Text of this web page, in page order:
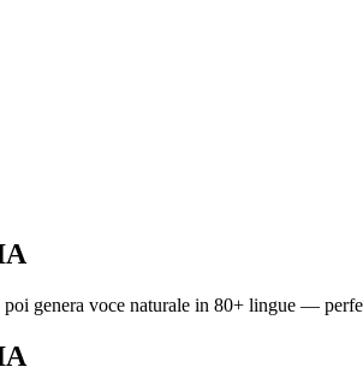
poi genera voce naturale in 80+ lingue —